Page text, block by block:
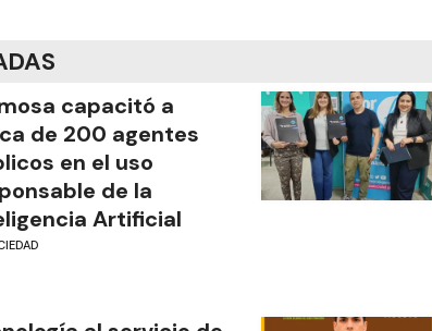
capacitó a
de 200 agentes
en el uso
de la
Artificial